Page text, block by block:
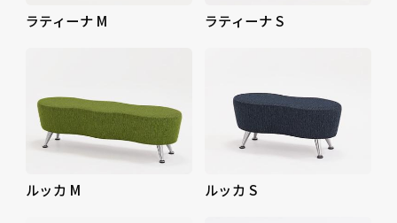
ラティーナ M ラティーナ S
ルッカ M ルッカ S